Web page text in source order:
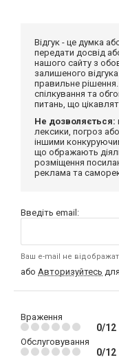
Відгук - це думка
передати досвід
нашого сайту з
залишеного
правильне
спілкування та
питань, що
Не дозволяється:
лексики, погроз
іншими
що ображають
розміщення
реклама та
Введіть email:
Ваш e-mail не
або Авторизуйтесь
Враження
0/12
Обслуговування
0/12